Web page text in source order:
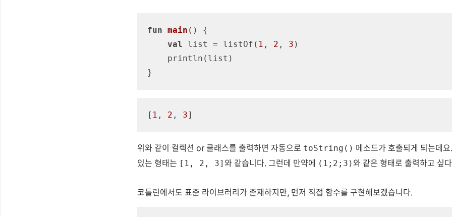
fun main ()
{
val list = listOf( 1 , 2 , 3 )
}
[ 1 , 2 , 3]
위와 같이 컬렉션 or 클래스를 출력하면 자동으로 toString() 메소드가 호출되게 되는데
있는 형태는 [1, 2, 3] 와 같습니다. 그런데 만약에 (1;2;3)와 같은 형태로 출력하고 싶
코틀린에서도 표준 라이브러리가 존재하지만, 먼저 직접 함수를 구현해보겠습니다.